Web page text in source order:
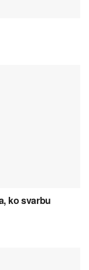
ko svarbu